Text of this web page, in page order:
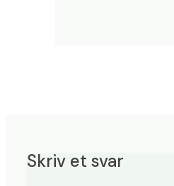
Skriv et svar